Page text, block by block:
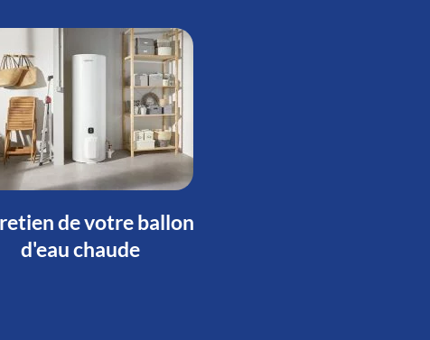
de votre ballon
d'eau chaude